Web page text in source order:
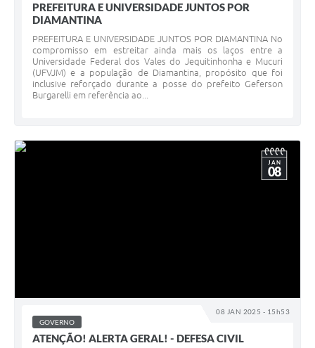
PREFEITURA E UNIVERSIDADE JUNTOS POR
DIAMANTINA
PREFEITURA E UNIVERSIDADE JUNTOS POR DIAMANTINA No
compromisso em estreitar ainda mais os laços entre a
Universidade Federal dos Vales do Jequitinhonha e Mucuri
(UFVJM) e a população de Diamantina, propósito que foi
inclusive reforçado durante a posse do prefeito Geferson
Burgarelli em referência ao...
08 JAN 2025 - 15h53
JAN
08
GOVERNO
ATENÇÃO! ALERTA GERAL! - DEFESA CIVIL